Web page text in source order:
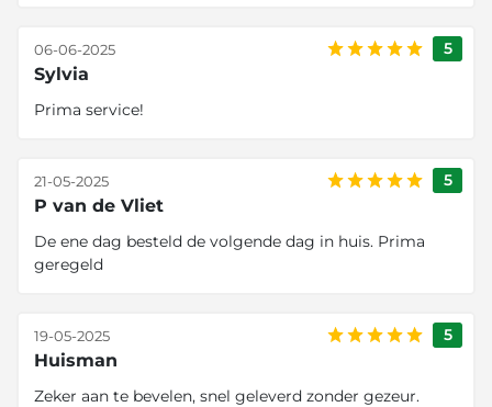
5
Sylvia
06-06-2025
Prima service!
5
P van de Vliet
21-05-2025
De ene dag besteld de volgende dag in huis. Prima
geregeld
5
Huisman
19-05-2025
Zeker aan te bevelen, snel geleverd zonder gezeur.